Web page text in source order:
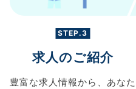
STEP.3
求人のご紹介
豊富な求人情報から、 あなた